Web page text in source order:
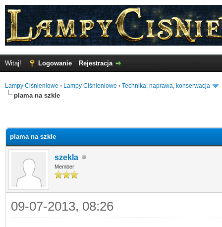
Witaj! Logowanie Rejestracja
Lampy Ciśnieniowe › Lampy Ciśnieniowe › Technika, naprawa, konserwacja
plama na szkle
plama na szkle
szekla
Member
09-07-2013, 08:26